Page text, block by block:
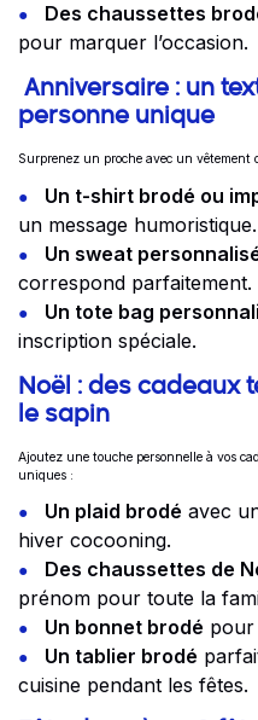
Des chaussettes
pour marquer l’occasion.
Anniversaire : un
personne unique
Surprenez un proche avec un vêtement
Un t-shirt brodé ou
un message humoristique.
Un sweat
correspond parfaitement.
Un tote bag
inscription spéciale.
Noël : des cadeaux
le sapin
Ajoutez une touche personnelle à vos
uniques :
Un plaid brodé avec
hiver cocooning.
Des chaussettes de
prénom pour toute la
Un bonnet brodé pour
Un tablier brodé
cuisine pendant les fêtes.